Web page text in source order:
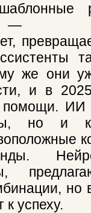
же они
и в
ИИ
но и
но
успеху.